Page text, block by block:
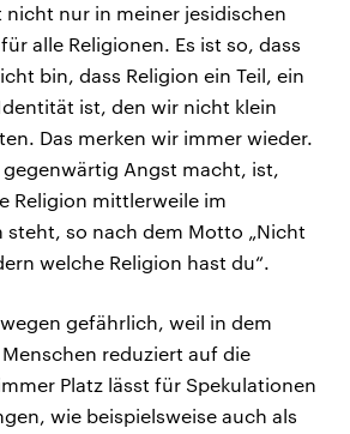
nicht nur in meiner jesidischen
alle Religionen. Es ist so, dass
bin, dass Religion ein Teil, ein
ist, den wir nicht klein
Das merken wir immer wieder.
Angst macht, ist,
Religion mittlerweile im
steht, so nach dem Motto „Nicht
welche Religion hast du“.
gefährlich, weil in dem
reduziert auf die
Platz lässt für Spekulationen
wie beispielsweise auch als